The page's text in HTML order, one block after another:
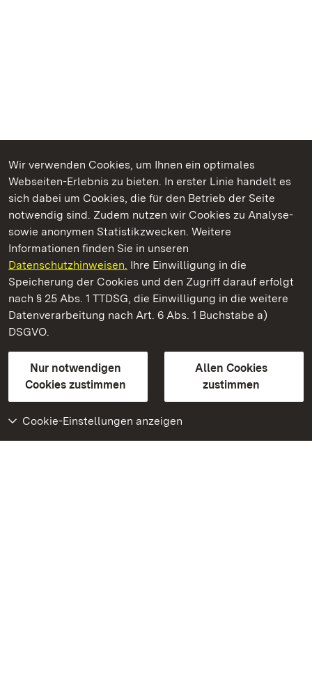
Wir verwenden Cookies, um Ihnen ein optimales
Webseiten-Erlebnis zu bieten. In erster Linie handelt es
sich dabei um Cookies, die für den Betrieb der Seite
notwendig sind. Zudem nutzen wir Cookies zu Analyse-
sowie anonymen Statistikzwecken. Weitere
Informationen finden Sie in unseren
Datenschutzhinweisen. Ihre Einwilligung in die
Speicherung der Cookies und den Zugriff darauf erfolgt
nach § 25 Abs. 1 TTDSG, die Einwilligung in die weitere
Datenverarbeitung nach Art. 6 Abs. 1 Buchstabe a)
DSGVO.
Nur notwendigen
Cookies zustimmen
Allen Cookies
zustimmen
Cookie-Einstellungen anzeigen
Kommen. Staunen. Genießen.
Kloster Ochsenhausen
Staatliche Schlösser und Gärten Baden-Württemberg
Kontakt
GebärdenspracheLeichte Sprache
Erklärung zur Barrierefreiheit
BITV-konform (geprüfte Seiten)
Weiteres